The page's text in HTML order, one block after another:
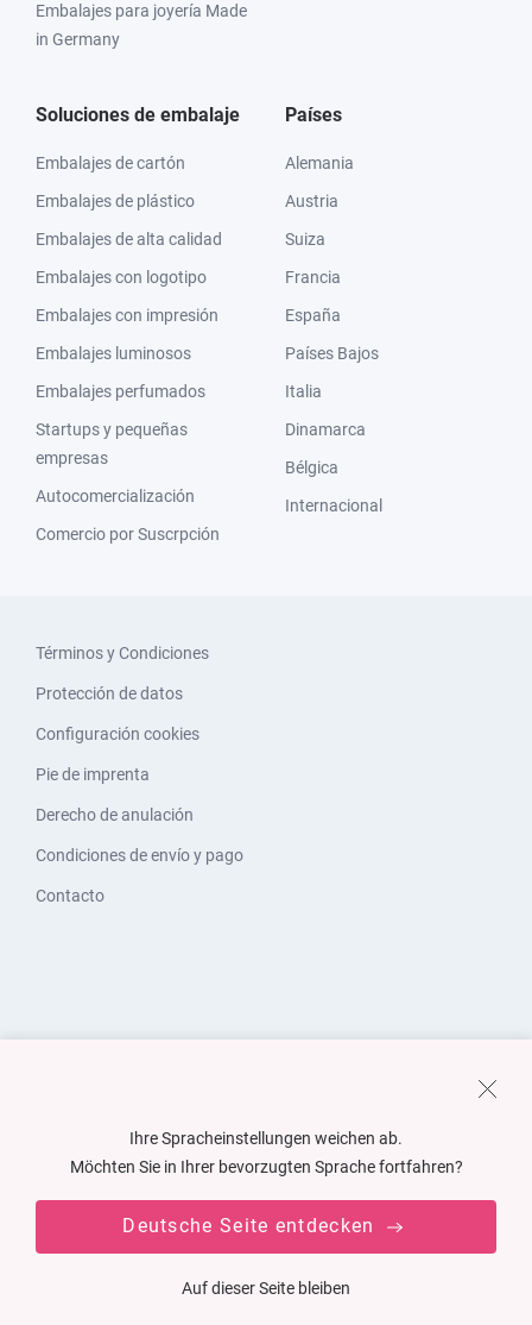
Embalajes para joyería Made
in Germany
Soluciones de embalaje
Embalajes de cartón
Embalajes de plástico
Embalajes de alta calidad
Embalajes con logotipo
Embalajes con impresión
Embalajes luminosos
Embalajes perfumados
Startups y pequeñas
empresas
Autocomercialización
Comercio por Suscrpción
Países
Alemania
Austria
Suiza
Francia
España
Países Bajos
Italia
Dinamarca
Bélgica
Internacional
Términos y Condiciones
Protección de datos
Configuración cookies
Pie de imprenta
Derecho de anulación
Condiciones de envío y pago
Contacto
Ihre Spracheinstellungen weichen ab.
Möchten Sie in Ihrer bevorzugten Sprache fortfahren?
Deutsche Seite entdecken
Auf dieser Seite bleiben